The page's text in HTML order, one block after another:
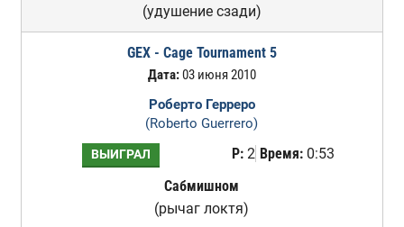
(удушение сзади)
GEX - Cage Tournament 5
Дата:03 июня 2010
Роберто Герреро
(Roberto Guerrero)
ВЫИГРАЛ Р:2 Время:0:53
Сабмишном
(рычаг локтя)